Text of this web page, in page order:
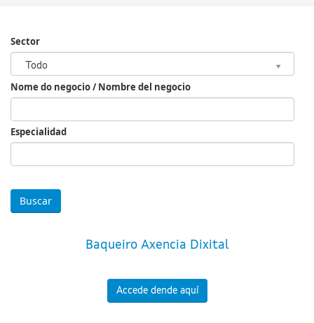
Sector
Todo
Sector
Nome do negocio / Nombre del negocio
Especialidad
Baqueiro Axencia Dixital
Accede dende aquí